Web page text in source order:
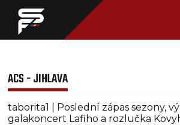
ACS - JIHLAVA
taborita1 | Poslední zápas sezony,
galakoncert Lafiho a rozlučka